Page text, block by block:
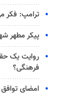
ترامپ: فکر
پیکر مطهر
روایت یک
فرهنگی؟
امضای